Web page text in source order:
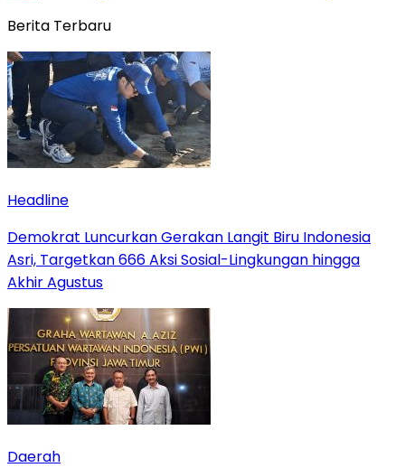
Berita Terbaru
Headline
Demokrat Luncurkan Gerakan Langit Biru Indonesia
Asri, Targetkan 666 Aksi Sosial-Lingkungan hingga
Akhir Agustus
Daerah